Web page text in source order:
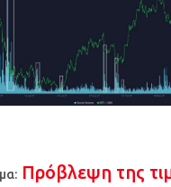
Πρόβλεψη της